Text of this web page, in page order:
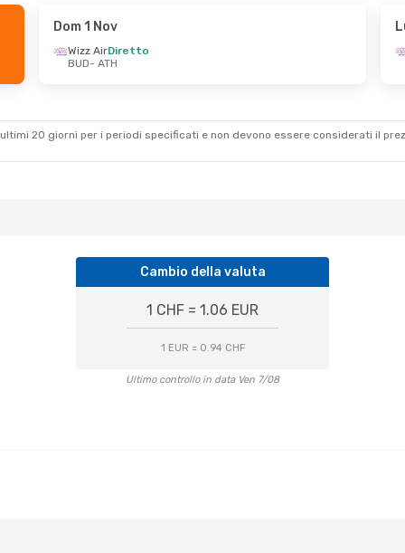
Dom 1 Nov
Wizz AirDiretto
BUD- ATH
20 giorni per i periodi specificati e non devono essere considerati il
Cambio della valuta
1 CHF = 1.06 EUR
1 EUR = 0.94 CHF
Ultimo controllo in data Ven 7/08